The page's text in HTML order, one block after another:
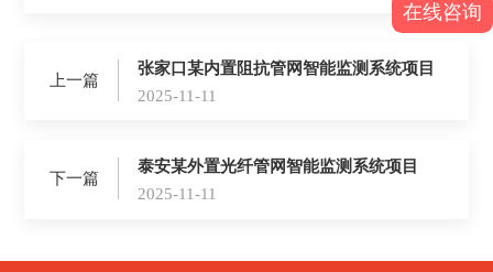
上一篇
张家口某内置阻抗管网智能监测系统项目
2025-11-11
下一篇
泰安某外置光纤管网智能监测系统项目
2025-11-11
在线咨询